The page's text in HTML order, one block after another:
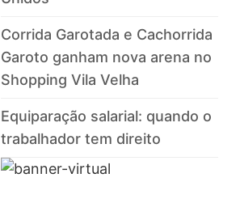
Corrida Garotada e Cachorrida
Garoto ganham nova arena no
Shopping Vila Velha
Equiparação salarial: quando o
trabalhador tem direito